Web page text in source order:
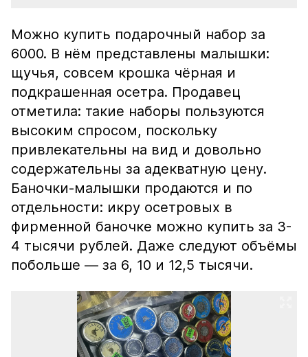
Можно купить подарочный набор за
6000. В нём представлены малышки:
щучья, совсем крошка чёрная и
подкрашенная осетра. Продавец
отметила: такие наборы пользуются
высоким спросом, поскольку
привлекательны на вид и довольно
содержательны за адекватную цену.
Баночки-малышки продаются и по
отдельности: икру осетровых в
фирменной баночке можно купить за 3-
4 тысячи рублей. Даже следуют объёмы
побольше — за 6, 10 и 12,5 тысячи.